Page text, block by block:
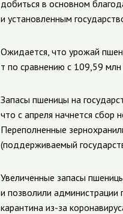
добиться в основном
и установленным
Ожидается, что урожай
т по сравнению с 109,59
Запасы пшеницы на
что с апреля начнется сбор
Переполненные
(поддерживаемый
Увеличенные запасы
и позволили
карантина из-за